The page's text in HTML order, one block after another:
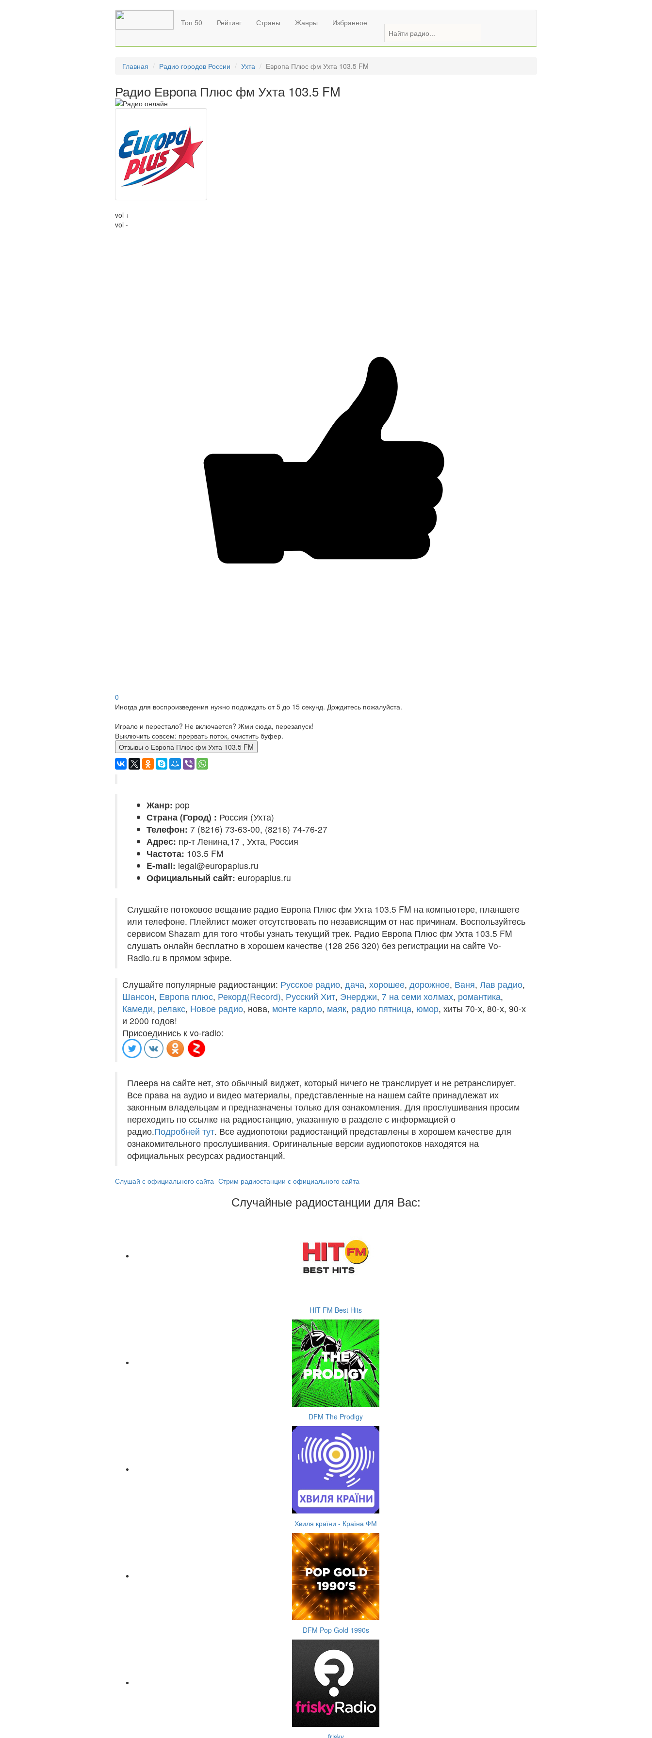
Топ 50 Рейтинг Страны Жанры Избранное
Главная Радио городов России Ухта Европа Плюс фм Ухта 103.5 FM
Радио Европа Плюс фм Ухта 103.5 FM
vol +
vol -
0
Иногда для воспроизведения нужно подождать от 5 до 15 секунд. Дождитесь пожалуйста.
Играло и перестало? Не включается? Жми сюда, перезапуск!
Выключить совсем: прервать поток, очистить буфер.
Отзывы о Европа Плюс фм Ухта 103.5 FM
Жанр: pop
Страна (Город) : Россия (Ухта)
Телефон: 7 (8216) 73-63-00, (8216) 74-76-27
Адрес: пр-т Ленина,17 , Ухта, Россия
Частота: 103.5 FM
E-mail: legal@europaplus.ru
Официальный сайт: europaplus.ru
Слушайте потоковое вещание радио Европа Плюс фм Ухта 103.5 FM на компьютере, планшете
или телефоне. Плейлист может отсутствовать по независящим от нас причинам. Воспользуйтесь
сервисом Shazam для того чтобы узнать текущий трек. Радио Европа Плюс фм Ухта 103.5 FM
слушать онлайн бесплатно в хорошем качестве (128 256 320) без регистрации на сайте Vo-
Radio.ru в прямом эфире.
Слушайте популярные радиостанции: Русское радио, дача, хорошее, дорожное, Ваня, Лав радио,
Шансон, Европа плюс, Рекорд(Record), Русский Хит, Энерджи, 7 на семи холмах, романтика,
Камеди, релакс, Новое радио, нова, монте карло, маяк, радио пятница, юмор, хиты 70-х, 80-х, 90-х
и 2000 годов!
Присоединись к vo-radio:
Плеера на сайте нет, это обычный виджет, который ничего не транслирует и не ретранслирует.
Все права на аудио и видео материалы, представленные на нашем сайте принадлежат их
законным владельцам и предназначены только для ознакомления. Для прослушивания просим
переходить по ссылке на радиостанцию, указанную в разделе с информацией о
радио.Подробней тут. Все аудиопотоки радиостанций представлены в хорошем качестве для
ознакомительного прослушивания. Оригинальные версии аудиопотоков находятся на
официальных ресурсах радиостанций.
Слушай с официального сайта Стрим радиостанции с официального сайта
Случайные радиостанции для Вас:
HIT FM Best Hits
DFM The Prodigy
Хвиля країни - Країна ФМ
DFM Pop Gold 1990s